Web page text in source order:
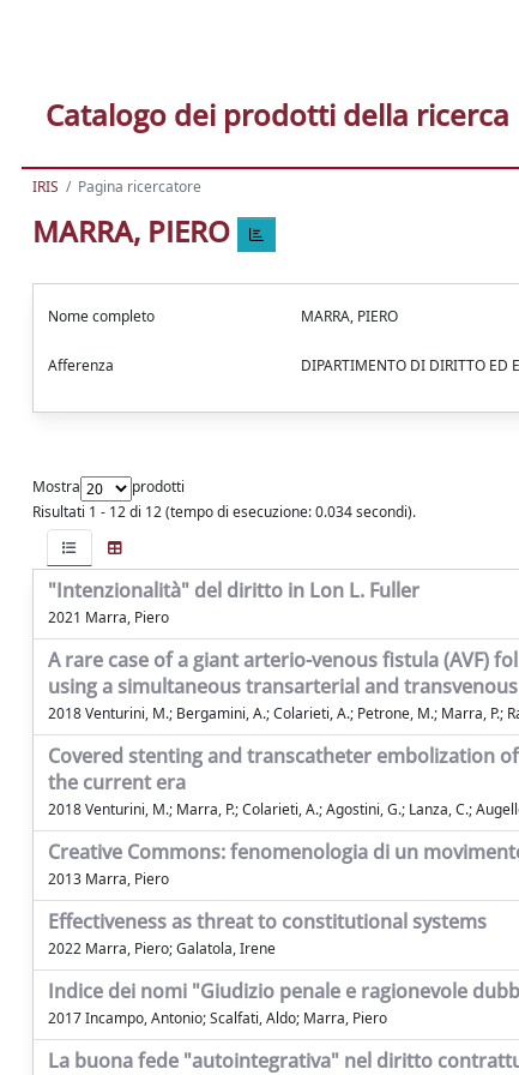
Catalogo dei prodotti della ricerca
IRIS Pagina ricercatore
MARRA, PIERO
Nome completo MARRA, PIERO
Afferenza DIPARTIMENTO DI DIRITTO ED
Mostra
prodotti
Risultati 1 - 12 di 12 (tempo di esecuzione: 0.034 secondi).
"Intenzionalità" del diritto in Lon L. Fuller
2021 Marra, Piero
A rare case of a giant arterio-venous fistula (AVF)
using a simultaneous transarterial and
2018 Venturini, M.; Bergamini, A.; Colarieti, A.; Petrone, M.; Marra, P.;
Covered stenting and transcatheter embolization
the current era
2018 Venturini, M.; Marra, P.; Colarieti, A.; Agostini, G.; Lanza, C.;
Creative Commons: fenomenologia di un
2013 Marra, Piero
Effectiveness as threat to constitutional systems
2022 Marra, Piero; Galatola, Irene
Indice dei nomi "Giudizio penale e ragionevole
2017 Incampo, Antonio; Scalfati, Aldo; Marra, Piero
La buona fede "autointegrativa" nel diritto